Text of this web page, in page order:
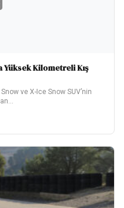
Kilometreli Kış
ve X-Ice Snow SUV’nin